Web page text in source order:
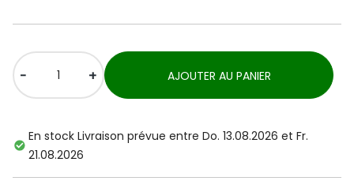
- + AJOUTER AU PANIER
En stock Livraison prévue entre Do. 13.08.2026 et Fr.
21.08.2026